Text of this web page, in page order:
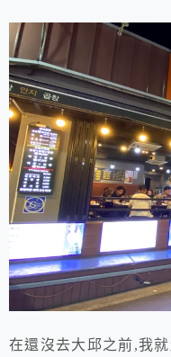
在還沒去大邱之前,我